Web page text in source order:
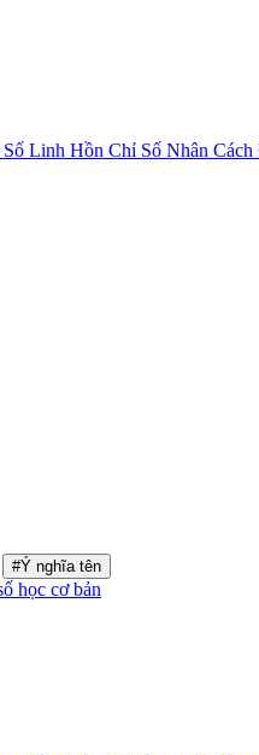
Linh Hồn Chỉ Số Nhân Cách
#Ý nghĩa tên
học cơ bản